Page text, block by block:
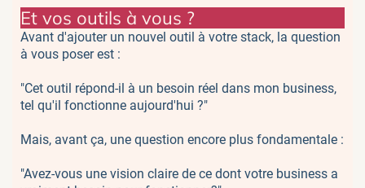
Et vos outils à vous ?
Avant d'ajouter un nouvel outil à votre stack, la question
à vous poser est :
"Cet outil répond-il à un besoin réel dans mon business,
tel qu'il fonctionne aujourd'hui ?"
Mais, avant ça, une question encore plus fondamentale :
"Avez-vous une vision claire de ce dont votre business a